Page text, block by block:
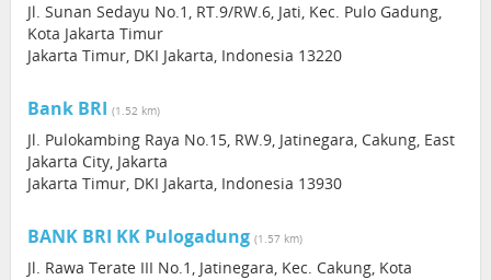
Jl. Sunan Sedayu No.1, RT.9/RW.6, Jati, Kec. Pulo Gadung,
Kota Jakarta Timur
Jakarta Timur, DKI Jakarta, Indonesia 13220
Bank BRI (1.52 km)
Jl. Pulokambing Raya No.15, RW.9, Jatinegara, Cakung, East
Jakarta City, Jakarta
Jakarta Timur, DKI Jakarta, Indonesia 13930
BANK BRI KK Pulogadung (1.57 km)
Jl. Rawa Terate III No.1, Jatinegara, Kec. Cakung, Kota